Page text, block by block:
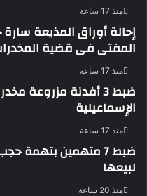
منذ 17 ساعة
المفتى فى قضية
منذ 17 ساعة
الإسماعيلية
منذ 17 ساعة
ضبط 7 متهمين بتهمة
لبيعها
منذ 20 ساعة